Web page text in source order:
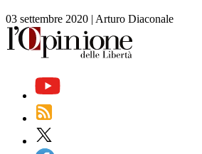
03 settembre 2020 | Arturo Diaconale